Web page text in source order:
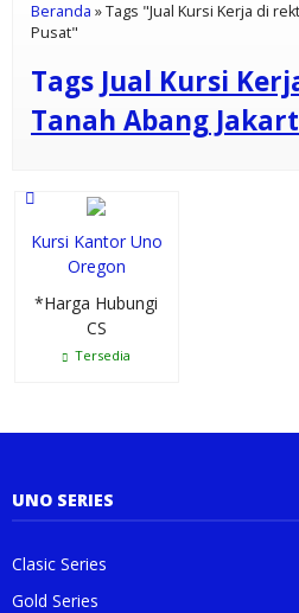
Beranda »Tags "Jual Kursi Kerja di
Pusat"
Tags Jual Kursi
Tanah Abang
Kursi Kantor Uno
Oregon
*Harga Hubungi
CS
Tersedia
UNO SERIES
Clasic Series
Gold Series